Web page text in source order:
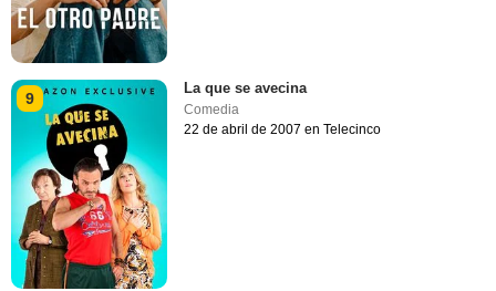
9
La que se avecina
Comedia
22 de abril de 2007 en Telecinco